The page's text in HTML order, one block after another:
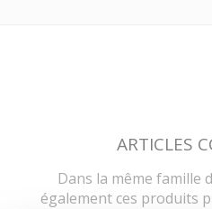
ARTICLES
Dans la même famille
également ces produits